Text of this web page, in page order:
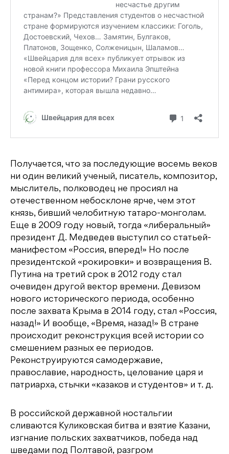
Получается, что за последующие восемь веков
ни один великий ученый, писатель, композитор,
мыслитель, полководец не просиял на
отечественном небосклоне ярче, чем этот
князь, бивший челобитную татаро-монголам.
Еще в 2009 году новый, тогда «либеральный»
президент Д. Медведев выступил со статьей-
манифестом «Россия, вперед!» Но после
президентской «рокировки» и возвращения В.
Путина на третий срок в 2012 году стал
очевиден другой вектор времени. Девизом
нового исторического периода, особенно
после захвата Крыма в 2014 году, стал «Россия,
назад!» И вообще, «Время, назад!» В стране
происходит реконструкция всей истории со
смешением разных ее периодов.
Реконструируются самодержавие,
православие, народность, целование царя и
патриарха, стычки «казаков и студентов» и т. д.
В российской державной ностальгии
сливаются Куликовская битва и взятие Казани,
изгнание польских захватчиков, победа над
шведами под Полтавой, разгром